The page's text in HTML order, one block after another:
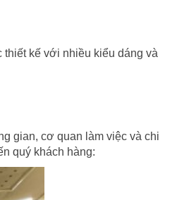
kế với nhiều kiểu dáng và
gian, cơ quan làm việc và chi
quý khách hàng: